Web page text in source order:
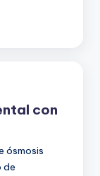
con
ósmosis
de